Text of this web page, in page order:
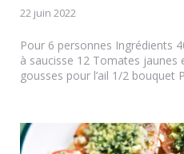
22 juin 2022
Pour 6 personnes Ingrédients
à saucisse 12 Tomates jaunes
gousses pour l’ail 1/2 bouquet